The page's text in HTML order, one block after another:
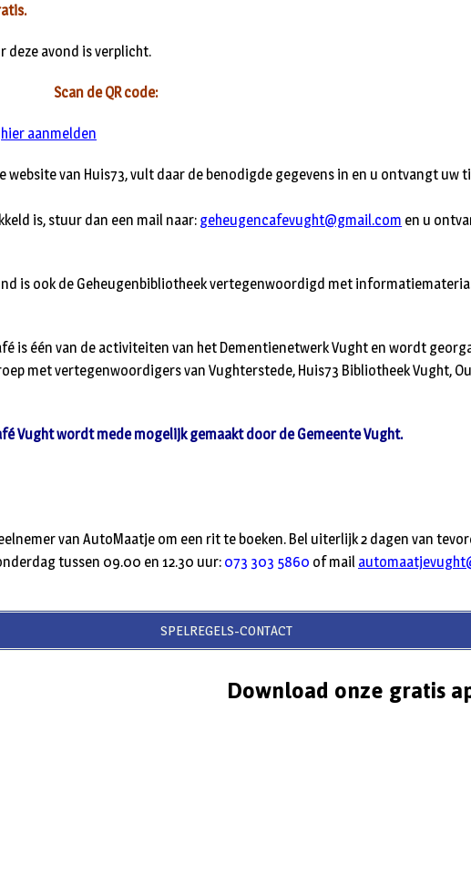
deze avond is verplicht.
Scan de QR code:
hier aanmelden
website van Huis73, vult daar de benodigde gegevens in en u ontvangt uw
is, stuur dan een mail naar: geheugencafevught@gmail.com en u
is ook de Geheugenbibliotheek vertegenwoordigd met
is één van de activiteiten van het Dementienetwerk Vught en wordt
met vertegenwoordigers van Vughterstede, Huis73 Bibliotheek Vught,
Vught wordt mede mogelijk gemaakt door de Gemeente Vught.
van AutoMaatje om een rit te boeken. Bel uiterlijk 2 dagen van
tussen 09.00 en 12.30 uur: 073 303 5860 of mail
SPELREGELS-CONTACT
Download onze gratis